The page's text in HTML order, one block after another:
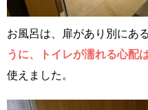
お風呂は、扉があり別にあ
うに、トイレが濡れる心配
使えました。